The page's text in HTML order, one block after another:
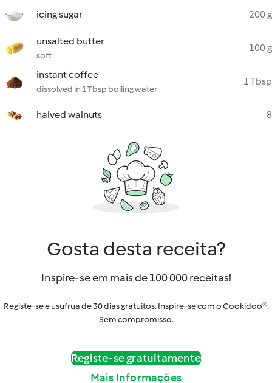
icing sugar
200 g
unsalted butter
soft
100 g
instant coffee
dissolved in 1 Tbsp boiling water
1 Tbsp
halved walnuts 8
Gosta desta receita?
Inspire-se em mais de 100 000 receitas!
Registe-se e usufrua de 30 dias gratuitos. Inspire-se com o Cookidoo®.
Sem compromisso.
Registe-se gratuitamente
Mais Informações